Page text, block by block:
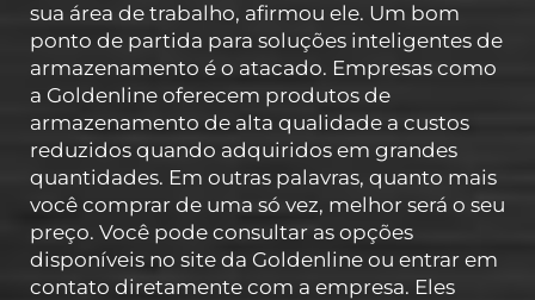
sua área de trabalho, afirmou ele. Um bom
ponto de partida para soluções inteligentes de
armazenamento é o atacado. Empresas como
a Goldenline oferecem produtos de
armazenamento de alta qualidade a custos
reduzidos quando adquiridos em grandes
quantidades. Em outras palavras, quanto mais
você comprar de uma só vez, melhor será o seu
preço. Você pode consultar as opções
disponíveis no site da Goldenline ou entrar em
contato diretamente com a empresa. Eles